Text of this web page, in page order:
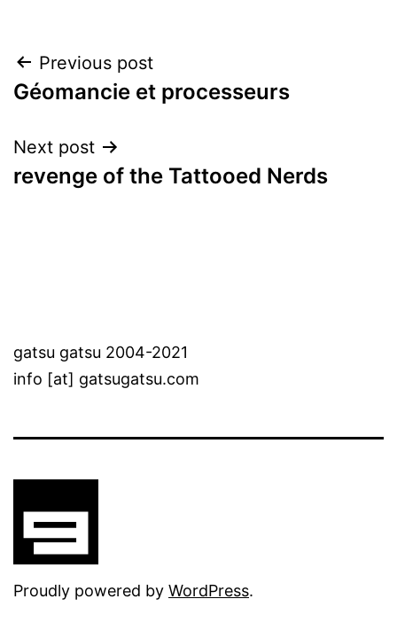
Post
navigation
Previous post
Géomancie et processeurs
Next post
revenge of the Tattooed Nerds
gatsu gatsu 2004-2021
info [at] gatsugatsu.com
Proudly powered by WordPress.